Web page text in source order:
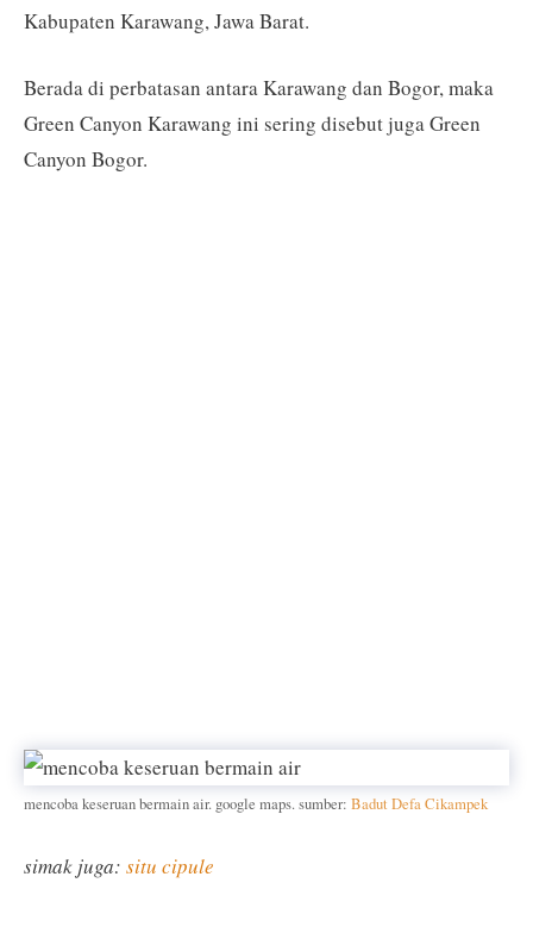
Kabupaten Karawang, Jawa Barat.
Berada di perbatasan antara Karawang dan Bogor, maka
Green Canyon Karawang ini sering disebut juga Green
Canyon Bogor.
mencoba keseruan bermain air. google maps. sumber: Badut Defa Cikampek
simak juga: situ cipule